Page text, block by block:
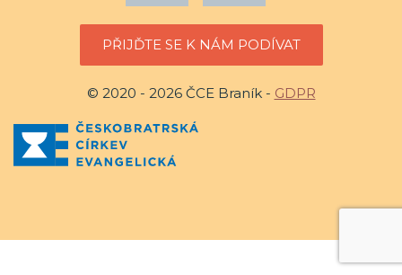
PŘIJĎTE SE K NÁM PODÍVAT
© 2020 - 2026 ČCE Braník - GDPR